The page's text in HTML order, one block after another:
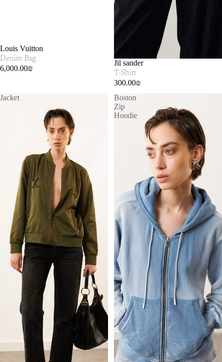
SOLD OUT
Louis Vuitton
Denim Bag
6,000.00₪
SOLD OUT
Jil sander
T-Shirt
300.00₪
Jacket
Boston
Zip
Hoodie